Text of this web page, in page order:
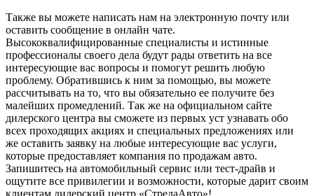
Также вы можете написать нам на электронную почту или
оставить сообщение в онлайн чате.
Высококвалифицированные специалисты и истинные
профессионалы своего дела будут рады ответить на все
интересующие вас вопросы и помогут решить любую
проблему. Обратившись к ним за помощью, вы можете
рассчитывать на то, что вы обязательно ее получите без
малейших промедлений. Так же на официальном сайте
дилерского центра вы сможете из первых уст узнавать обо
всех проходящих акциях и специальных предложениях или
же оставить заявку на любые интересующие вас услуги,
которые предоставляет компания по продажам авто.
Запишитесь на автомобильный сервис или тест-драйв и
ощутите все привилегии и возможности, которые дарит своим
клиентам дилерский центр «СтрелаАвто»!